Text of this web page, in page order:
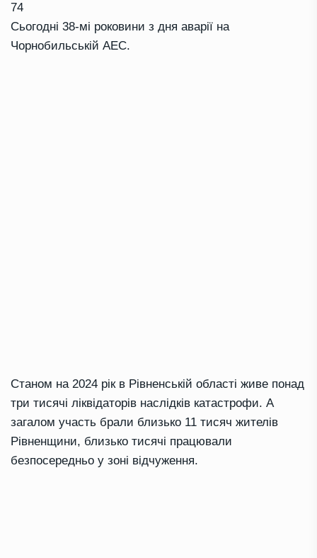
74
Сьогодні 38-мі роковини з дня аварії на
Чорнобильській АЕС.
Станом на 2024 рік в Рівненській області живе понад
три тисячі ліквідаторів наслідків катастрофи. А
загалом участь брали близько 11 тисяч жителів
Рівненщини, близько тисячі працювали
безпосередньо у зоні відчуження.